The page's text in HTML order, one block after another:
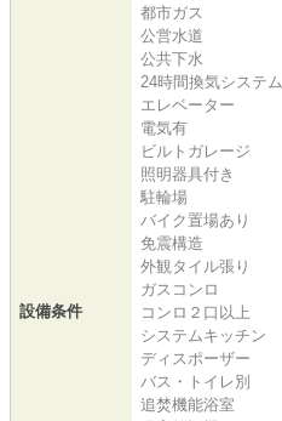
設備条件
都市ガス
公営水道
公共下水
24時間換気システム
エレベーター
電気有
ビルトガレージ
照明器具付き
駐輪場
バイク置場あり
免震構造
外観タイル張り
ガスコンロ
コンロ２口以上
システムキッチン
ディスポーザー
バス・トイレ別
追焚機能浴室